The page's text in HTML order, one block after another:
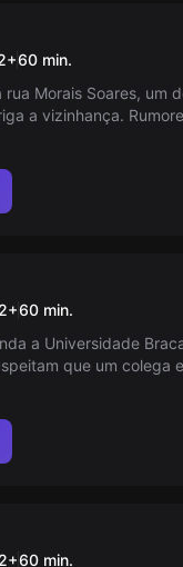
DA RUA
+60 min.
rua Morais Soares, um
a vizinhança.
por trás das
+60 min.
a Universidade
que um colega
Será um acerto
mal interpretado?
+60 min.